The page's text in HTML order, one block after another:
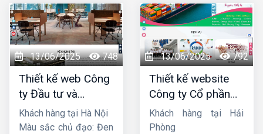
13/06/2025 748
Thiết kế web Công
ty Đầu tư và
Thương mại Five-
Star
Khách hàng tại Hà Nội
Màu sắc chủ đạo: Đen
13/06/2025 792
Thiết kế website
Công ty Cổ phần
dịch vụ hàng hải
Sen
Khách hàng tại Hải
Phòng